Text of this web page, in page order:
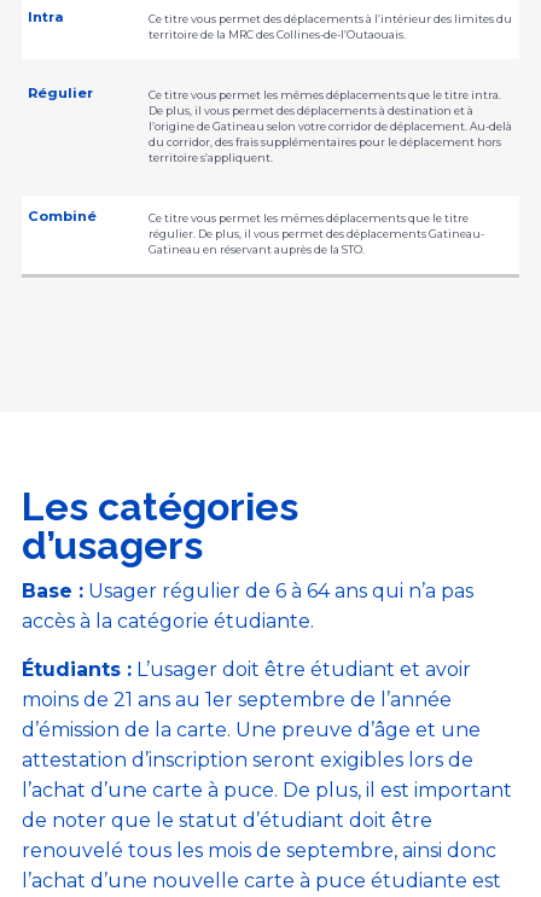
Intra
Ce titre vous permet des déplacements à l’intérieur des limites du
territoire de la MRC des Collines-de-l’Outaouais.
Régulier
Ce titre vous permet les mêmes déplacements que le titre intra.
De plus, il vous permet des déplacements à destination et à
l’origine de Gatineau selon votre corridor de déplacement. Au-delà
du corridor, des frais supplémentaires pour le déplacement hors
territoire s’appliquent.
Combiné
Ce titre vous permet les mêmes déplacements que le titre
régulier. De plus, il vous permet des déplacements Gatineau-
Gatineau en réservant auprès de la STO.
Les catégories
d’usagers
Base :Usager régulier de 6 à 64 ans qui n’a pas
accès à la catégorie étudiante.
Étudiants :L’usager doit être étudiant et avoir
moins de 21 ans au 1er septembre de l’année
d’émission de la carte. Une preuve d’âge et une
attestation d’inscription seront exigibles lors de
l’achat d’une carte à puce. De plus, il est important
de noter que le statut d’étudiant doit être
renouvelé tous les mois de septembre, ainsi donc
l’achat d’une nouvelle carte à puce étudiante est